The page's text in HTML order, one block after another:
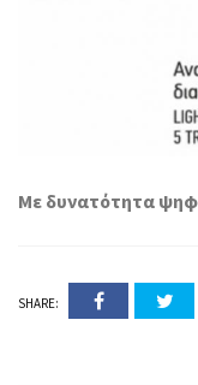
Με δυνατότητα
SHARE: